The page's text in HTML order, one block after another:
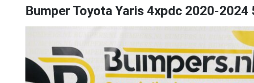
Bumper Toyota Yaris 4xpdc 2020-